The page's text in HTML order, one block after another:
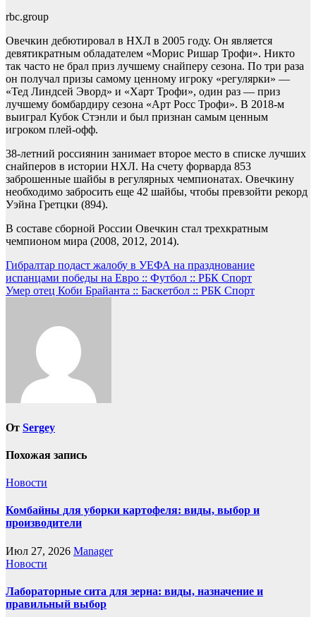
rbc.group
Овечкин дебютировал в НХЛ в 2005 году. Он является
девятикратным обладателем «Морис Ришар Трофи». Никто
так часто не брал приз лучшему снайперу сезона. По три раза
он получал призы самому ценному игроку «регулярки» —
«Тед Линдсей Эворд» и «Харт Трофи», один раз — приз
лучшему бомбардиру сезона «Арт Росс Трофи». В 2018-м
выиграл Кубок Стэнли и был признан самым ценным
игроком плей-офф.
38-летний россиянин занимает второе место в списке лучших
снайперов в истории НХЛ. На счету форварда 853
заброшенные шайбы в регулярных чемпионатах. Овечкину
необходимо забросить еще 42 шайбы, чтобы превзойти рекорд
Уэйна Гретцки (894).
В составе сборной России Овечкин стал трехкратным
чемпионом мира (2008, 2012, 2014).
Навигация
по
Гибралтар подаст жалобу в УЕФА на празднование
испанцами победы на Евро :: Футбол :: РБК Спорт
Умер отец Коби Брайанта :: Баскетбол :: РБК Спорт
От Sergey
Похожая запись
Новости
Комбайны для уборки картофеля: виды, выбор и
производители
Июл 27, 2026 Manager
Новости
Лабораторные сита для зерна: виды, назначение и
правильный выбор